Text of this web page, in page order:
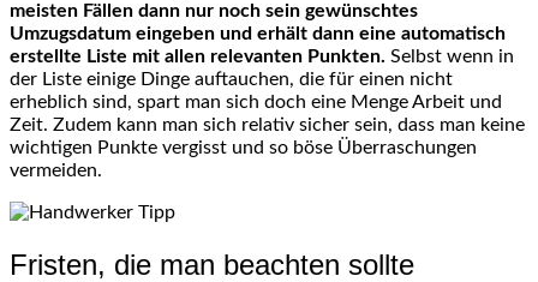
meisten Fällen dann nur noch sein gewünschtes
Umzugsdatum eingeben und erhält dann eine automatisch
erstellte Liste mit allen relevanten Punkten. Selbst wenn in
der Liste einige Dinge auftauchen, die für einen nicht
erheblich sind, spart man sich doch eine Menge Arbeit und
Zeit. Zudem kann man sich relativ sicher sein, dass man keine
wichtigen Punkte vergisst und so böse Überraschungen
vermeiden.
Fristen, die man beachten sollte